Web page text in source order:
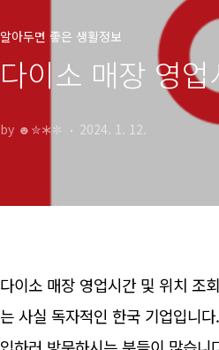
알아두면 좋은 생활정보
다이소 매장 영
by ☻✮🞶✽ 2024. 1. 12.
다이소 매장 영업시간 및 위치 조
는 사실 독자적인 한국 기업입니